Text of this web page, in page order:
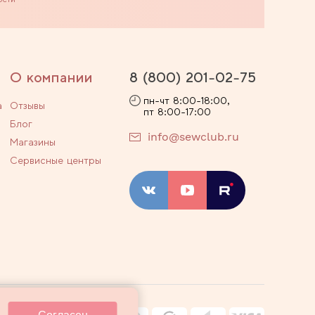
О компании
Отзывы
Блог
Магазины
Сервисные центры
8 (800) 201-02-75
пн-чт 8:00-18:00,
пт 8:00-17:00
info@sewclub.ru
Договор оферты